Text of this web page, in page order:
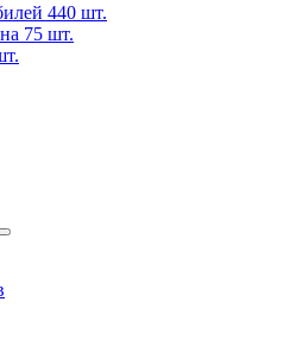
440 шт.
75 шт.